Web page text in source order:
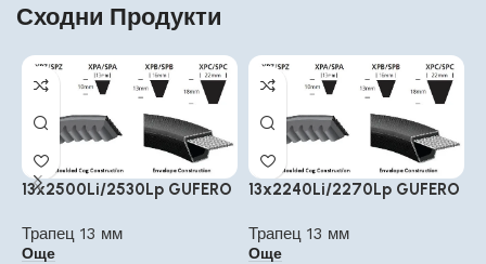
Сходни Продукти
13x2500Li/2530Lp GUFERO
Трапец 13 мм
Още
13x2240Li/2270Lp GUFERO
Трапец 13 мм
Още